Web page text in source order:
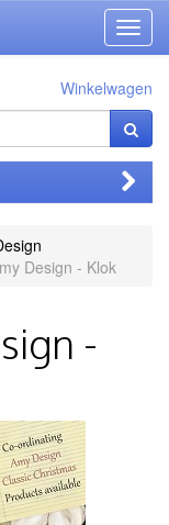
Winkelwagen
Design - Klok
-